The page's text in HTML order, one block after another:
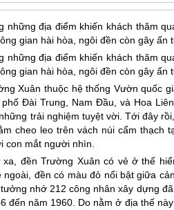
những địa điểm khiến khách thăm
gian hài hòa, ngôi đền còn gây
những địa điểm khiến khách thăm
gian hài hòa, ngôi đền còn gây
Xuân thuộc hệ thống Vườn quốc
Đài Trung, Nam Đầu, và Hoa
trải nghiệm tuyệt vời. Tới đây
cheo leo trên vách núi cẩm thạch
con mắt người nhìn.
xa, đền Trường Xuân có vẻ ở thế
ngoài, đền có màu đỏ nổi bật giữa
nhớ 212 công nhân xây dựng
đến năm 1960. Do nằm ở địa thế